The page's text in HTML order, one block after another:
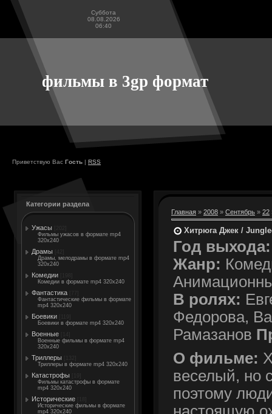
Суббота
08.08.2026
06:40
фильмы в 3gp формат
Приветствую Вас Гость | RSS
Категории раздела
Ужасы
Фильмы ужасов в формате mp4
320x240
Драмы
Драмы, мелодрамы в формате mp4
320x240
Комедии
Комедии в формате mp4 320x240
Фантастика
Фантастические фильмы в формате
mp4 320x240
Боевики
Боевики в формате mp4 320x240
Военные
Военные фильмы в формате mp4
320x240
Триллеры
Триллеры в формате mp4 320x240
Катастрофы
Фильмы катастрофы в формате
mp4 320x240
Исторические
Исторические фильмы в формате
mp4 320x240
Главная » 2008 » Сентябрь » 22
Хитрюга Джек /
Год выхода:
Жанр:
В ролях:
Федорова,
Рамазанов
О фильме:
веселый, но
поэтому